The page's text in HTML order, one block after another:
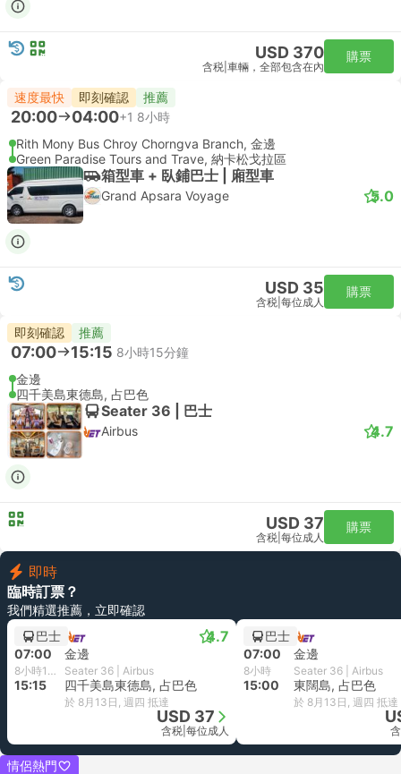
USD 370
含税 車輛，全部包含在內
購票
速度最快 即刻確認 推薦
20:00 04:00+1 8小時
Rith Mony Bus Chroy Chorngva Branch, 金邊
Green Paradise Tours and Trave, 納卡松戈拉區
箱型車 + 臥鋪巴士 | 廂型車
Grand Apsara Voyage 5.0
USD 35
含税 每位成人
購票
即刻確認 推薦
07:00 15:15 8小時15分鐘
金邊
四千美島東德島, 占巴色
Seater 36 | 巴士
Airbus 4.7
USD 37
含税 每位成人
購票
即時
臨時訂票？
我們精選推薦，立即確認
巴士
4.7
07:00 金邊
8小時15分鐘 Seater 36 | Airbus
15:15 四千美島東德島, 占巴色
於 8月13日, 週四 抵達
USD 37
含税 每位成人
巴士
07:00
金邊
8小時 Seater 36 | Airbus
15:00 東闊島, 占巴色
於 8月13日, 週四 抵達
情侶熱門